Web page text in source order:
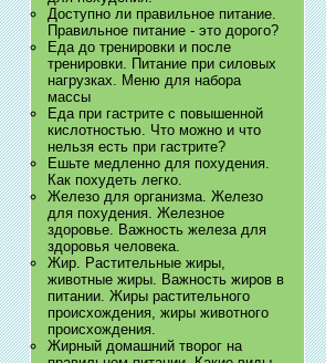
Доступно ли правильное питание.
Правильное питание - это дорого?
Еда до тренировки и после
тренировки. Питание при силовых
нагрузках. Меню для набора
массы
Еда при гастрите с повышенной
кислотностью. Что можно и что
нельзя есть при гастрите?
Ешьте медленно для похудения.
Как похудеть легко.
Железо для организма. Железо
для похудения. Железное
здоровье. Важность железа для
здоровья человека.
Жир. Растительные жиры,
животные жиры. Важность жиров в
питании. Жиры растительного
происхождения, жиры животного
происхождения.
Жирный домашний творог на